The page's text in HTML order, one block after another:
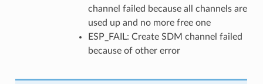
channel failed because all channels are
used up and no more free one
ESP_FAIL: Create SDM channel failed
because of other error